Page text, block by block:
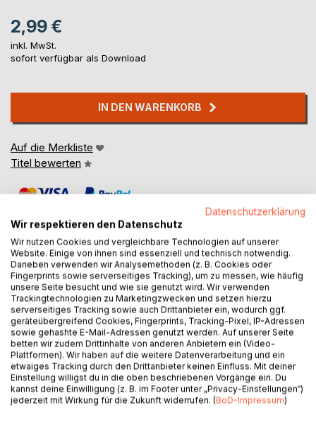
2,99 €
inkl. MwSt.
sofort verfügbar als Download
IN DEN WARENKORB
Auf die Merkliste
Titel bewerten
BESCHREIBUNG
Eine kleine Aufwachgeschichte.
Die Menschheit befindet sich seit Jahrhunderten im
Tiefschlaf.
Jetzt ist die Zeit gekommen, um zu erwachen.
Der kleine Prinz Corona hilft den Menschen dabei, in dem
er sie in die Enge treibt, damit sie sich mit ihren innersten
Ängsten auseinander. Ein Machtspiel zwischen gut und
Datenschutzerklärung
Wir respektieren den Datenschutz
Wir nutzen Cookies und vergleichbare Technologien auf unserer
Website. Einige von ihnen sind essenziell und technisch notwendig.
Daneben verwenden wir Analysemethoden (z. B. Cookies oder
Fingerprints sowie serverseitiges Tracking), um zu messen, wie häufig
unsere Seite besucht und wie sie genutzt wird. Wir verwenden
Trackingtechnologien zu Marketingzwecken und setzen hierzu
serverseitiges Tracking sowie auch Drittanbieter ein, wodurch ggf.
geräteübergreifend Cookies, Fingerprints, Tracking-Pixel, IP-Adressen
sowie gehashte E-Mail-Adressen genutzt werden. Auf unserer Seite
betten wir zudem Drittinhalte von anderen Anbietern ein (Video-
Plattformen). Wir haben auf die weitere Datenverarbeitung und ein
etwaiges Tracking durch den Drittanbieter keinen Einfluss. Mit deiner
Einstellung willigst du in die oben beschriebenen Vorgänge ein. Du
kannst deine Einwilligung (z. B. im Footer unter „Privacy-Einstellungen“)
jederzeit mit Wirkung für die Zukunft widerrufen. (BoD-Impressum)